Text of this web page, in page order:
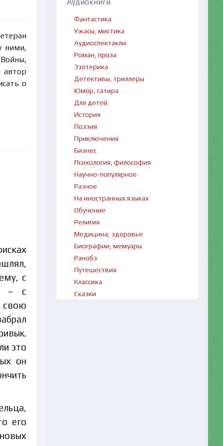
ними,
автор
о
с
– с
свою
это
он
его
Фантастика
Ужасы, мистика
Аудиоспектакли
Роман, проза
Эзотерика
Детективы, триллеры
Юмор, сатира
Для детей
История
Поэзия
Приключения
Бизнес
Психология, философия
Научно-популярное
Разное
На иностранных языках
Обучение
Религия
Медицина, здоровье
Биографии, мемуары
Ранобэ
Путешествия
Классика
Сказки